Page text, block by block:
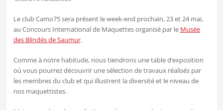
Le club Camo75 sera présent le week-end prochain, 23 et 24 mai,
au Concours International de Maquettes organisé par le Musée
des Blindés de Saumur.
Comme à notre habitude, nous tiendrons une table d’exposition
où vous pourrez découvrir une sélection de travaux réalisés par
les membres du club et qui illustrent la diversité et le niveau de
nos maquettistes.